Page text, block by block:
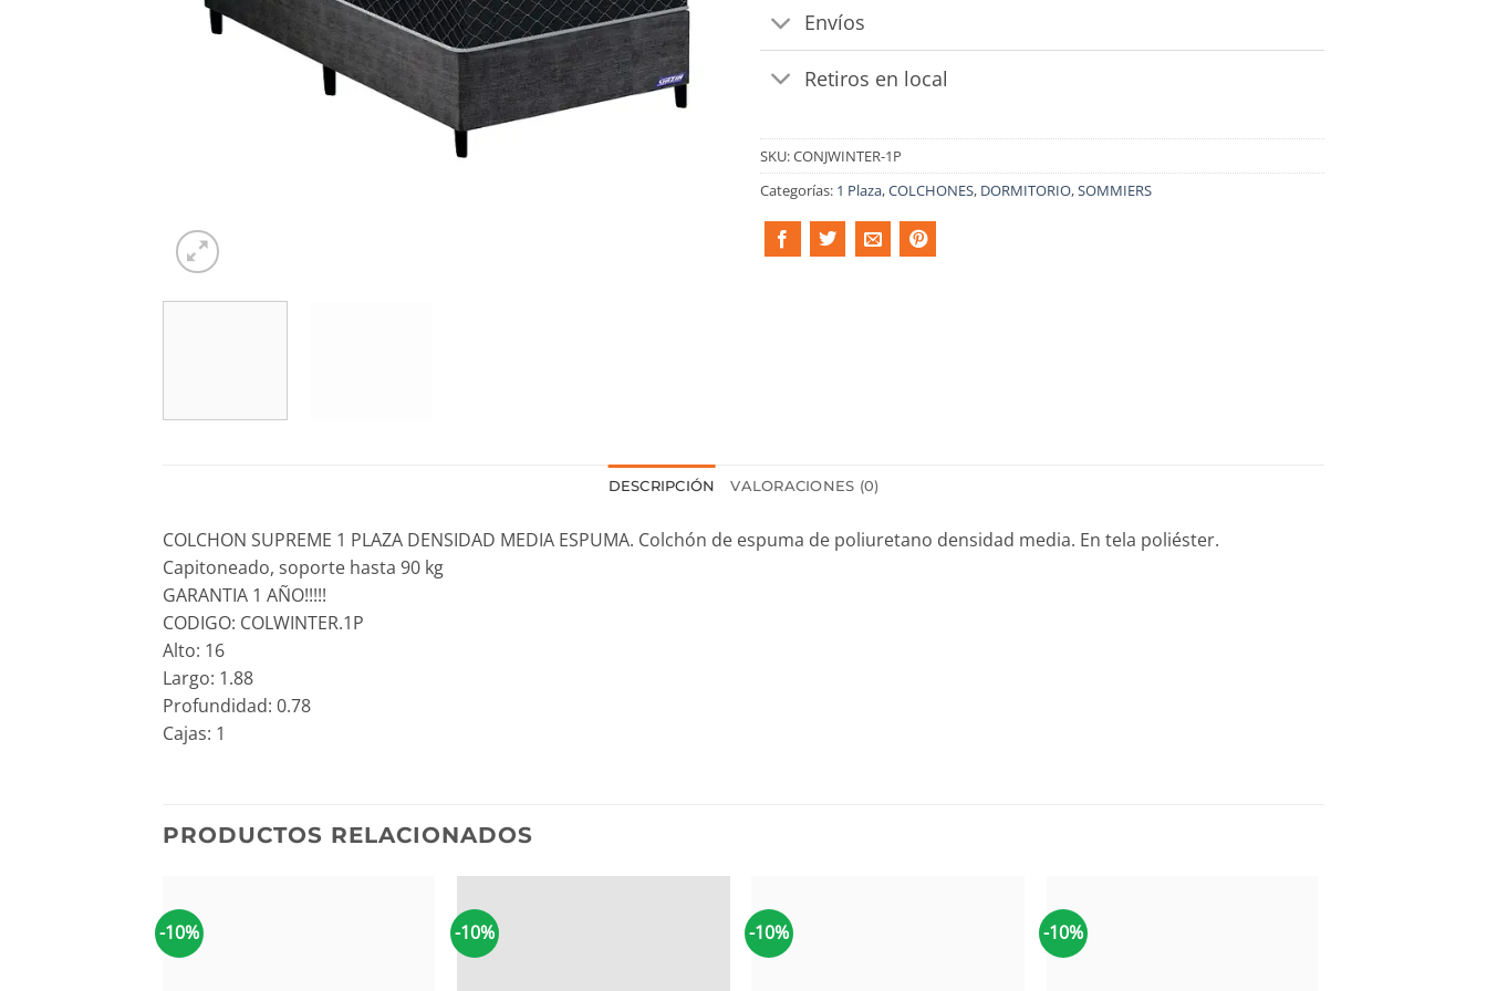
Envíos
Retiros en local
SKU:CONJWINTER-1P
Categorías: 1 Plaza,COLCHONES, DORMITORIO,SOMMIERS
DESCRIPCIÓN VALORACIONES (0)
COLCHON SUPREME 1 PLAZA DENSIDAD MEDIA ESPUMA. Colchón de espuma de poliuretano densidad media. En tela poliéster.
Capitoneado, soporte hasta 90 kg
GARANTIA 1 AÑO!!!!!
CODIGO: COLWINTER.1P
Alto: 16
Largo: 1.88
Profundidad: 0.78
Cajas: 1
PRODUCTOS RELACIONADOS
-10% -10% -10% -10%